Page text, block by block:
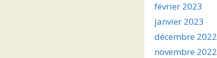
février 2023
janvier 2023
décembre 2022
novembre 2022